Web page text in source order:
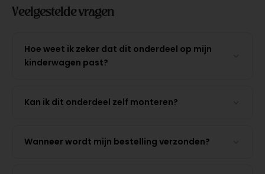
Veelgestelde vragen
Hoe weet ik zeker dat dit onderdeel op mijn
kinderwagen past?
Kan ik dit onderdeel zelf monteren?
Wanneer wordt mijn bestelling verzonden?